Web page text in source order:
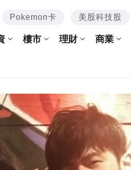
Pokemon卡 美股科技股
樓市 理財 商業